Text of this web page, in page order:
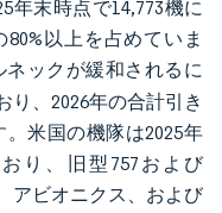
年末時点で14,773機に
以上を占めていま
ックが緩和されるに
り、2026年の合計引き
米国の機隊は2025年
り、旧型757および
アビオニクス、および